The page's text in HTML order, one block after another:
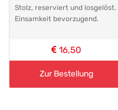
Stolz, reserviert und losgelöst.
Einsamkeit bevorzugend.
16,50
Zur Bestellung